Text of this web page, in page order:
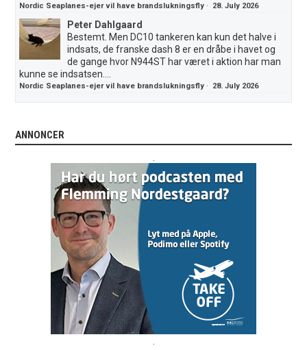
Nordic Seaplanes-ejer vil have brandslukningsfly · 28. July 2026
Peter Dahlgaard
Bestemt. Men DC10 tankeren kan kun det halve i
indsats, de franske dash 8 er en dråbe i havet og
de gange hvor N944ST har været i aktion har man
kunne se indsatsen....
Nordic Seaplanes-ejer vil have brandslukningsfly · 28. July 2026
ANNONCER